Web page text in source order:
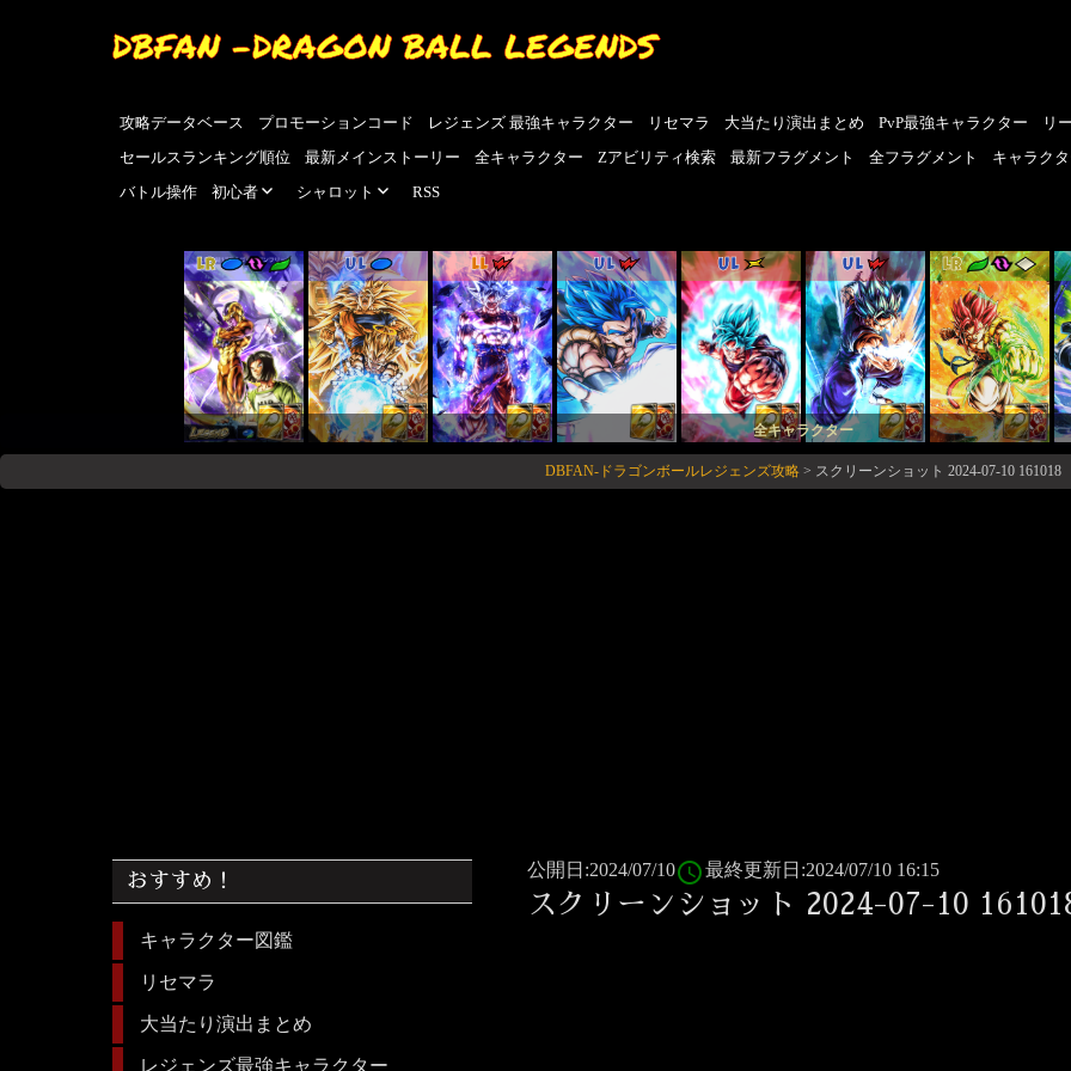
DBFAN -DRAGON BALL LEGENDS
攻略データベース プロモーションコード レジェンズ 最強キャラクター リセマラ 大当たり演出まとめ PvP最強キャラクター リ
セールスランキング順位
最新メインストーリー 全キャラクター Zアビリティ検索 最新フラグメント 全フラグメント キャラク
バトル操作
初心者 シャロット RSS
LR UL LL UL UL UL LR
全キャラクター
DBFAN-ドラゴンボールレジェンズ攻略 > スクリーンショット 2024-07-10 161018
公開日:2024/07/10access_time 最終更新日:2024/07/10 16:15
スクリーンショット 2024-07-10
おすすめ！
キャラクター図鑑
リセマラ
大当たり演出まとめ
レジェンズ最強キャラクター